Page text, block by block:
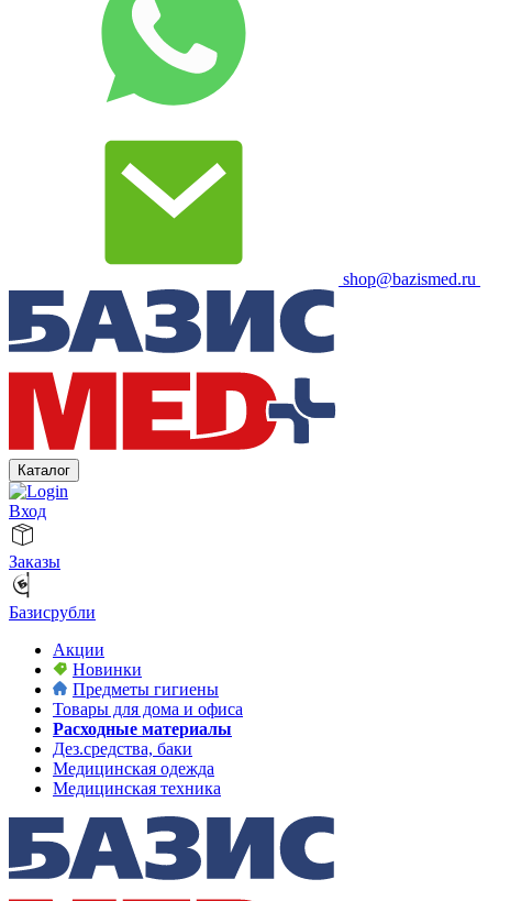
shop@bazismed.ru
Каталог
Вход
Заказы
Базисрубли
Акции
Новинки
Предметы гигиены
Товары для дома и офиса
Расходные материалы
Дез.средства, баки
Медицинская одежда
Медицинская техника